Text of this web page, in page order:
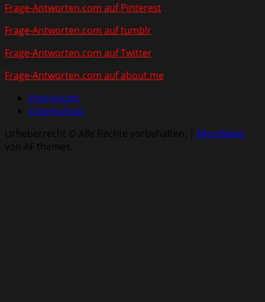
Frage-Antworten.com auf Pinterest
Frage-Antworten.com auf tumblr
Frage-Antworten.com auf Twitter
Frage-Antworten.com auf about.me
Impressum
Datenschutz
Urheberrecht © Alle Rechte vorbehalten. | MoreNews
von AF themes.